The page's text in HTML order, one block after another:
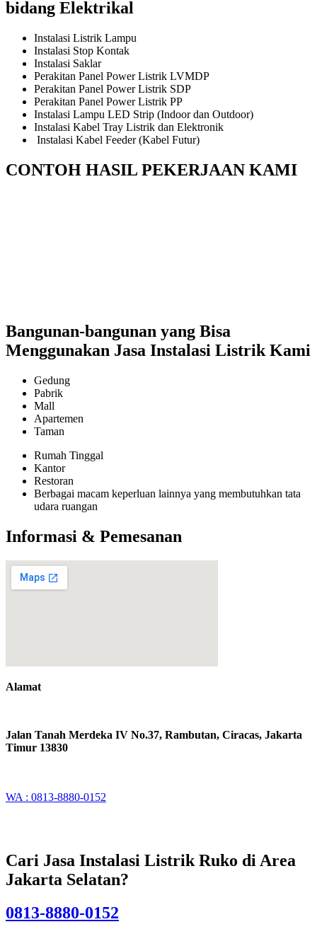
bidang Elektrikal
Instalasi Listrik Lampu
Instalasi Stop Kontak
Instalasi Saklar
Perakitan Panel Power Listrik LVMDP
Perakitan Panel Power Listrik SDP
Perakitan Panel Power Listrik PP
Instalasi Lampu LED Strip (Indoor dan Outdoor)
Instalasi Kabel Tray Listrik dan Elektronik
Instalasi Kabel Feeder (Kabel Futur)
CONTOH HASIL PEKERJAAN KAMI
Bangunan-bangunan yang Bisa
Menggunakan Jasa Instalasi Listrik Kami
Gedung
Pabrik
Mall
Apartemen
Taman
Rumah Tinggal
Kantor
Restoran
Berbagai macam keperluan lainnya yang membutuhkan tata
udara ruangan
Informasi & Pemesanan
Alamat
Jalan Tanah Merdeka IV No.37, Rambutan, Ciracas, Jakarta
Timur 13830
WA : 0813-8880-0152
Cari Jasa Instalasi Listrik Ruko di Area
Jakarta Selatan?
0813-8880-0152